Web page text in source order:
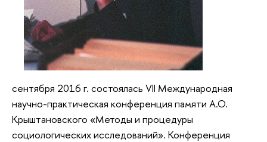
сентября 2016 г. состоялась VII Международная
научно-практическая конференция памяти А.О.
Крыштановского «Методы и процедуры
социологических исследований». Конференция